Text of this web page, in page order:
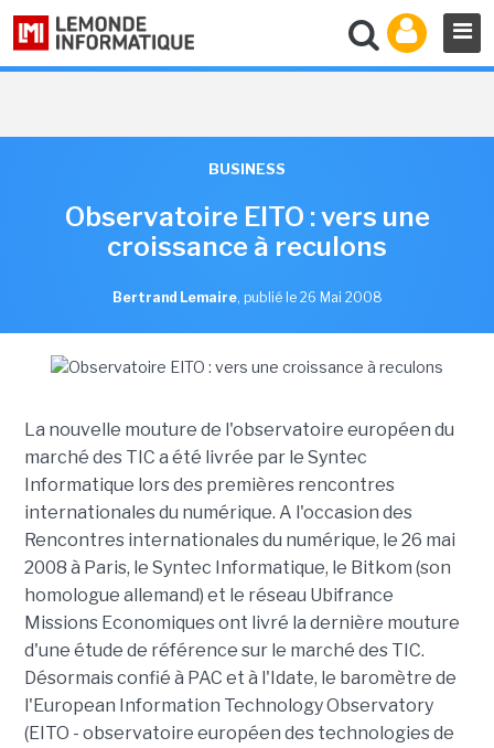
BUSINESS
Observatoire EITO : vers une
croissance à reculons
Bertrand Lemaire, publié le 26 Mai 2008
La nouvelle mouture de l'observatoire européen du
marché des TIC a été livrée par le Syntec
Informatique lors des premières rencontres
internationales du numérique. A l'occasion des
Rencontres internationales du numérique, le 26 mai
2008 à Paris, le Syntec Informatique, le Bitkom (son
homologue allemand) et le réseau Ubifrance
Missions Economiques ont livré la dernière mouture
d'une étude de référence sur le marché des TIC.
Désormais confié à PAC et à l'Idate, le baromètre de
l'European Information Technology Observatory
(EITO - observatoire européen des technologies de